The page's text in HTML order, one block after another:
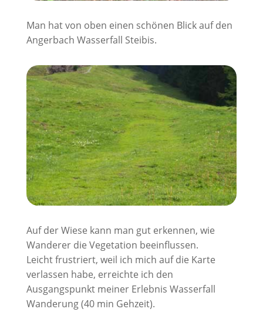
Man hat von oben einen schönen Blick auf den
Angerbach Wasserfall Steibis.
Auf der Wiese kann man gut erkennen, wie
Wanderer die Vegetation beeinflussen.
Leicht frustriert, weil ich mich auf die Karte
verlassen habe, erreichte ich den
Ausgangspunkt meiner Erlebnis Wasserfall
Wanderung (40 min Gehzeit).